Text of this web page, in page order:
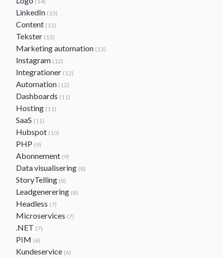
LinkedIn (13)
Content (13)
Tekster (13)
Marketing automation (13)
Instagram (12)
Integrationer (12)
Automation (12)
Dashboards (11)
Hosting (11)
SaaS (11)
Hubspot (10)
PHP (9)
Abonnement (9)
Data visualisering (8)
StoryTelling (8)
Leadgenerering (8)
Headless (7)
Microservices (7)
.NET (7)
PIM (6)
Kundeservice (6)